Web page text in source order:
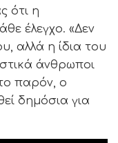
ότι η
έλεγχο. «Δεν
αλλά η ίδια του
άνθρωποι
παρόν, ο
δημόσια για